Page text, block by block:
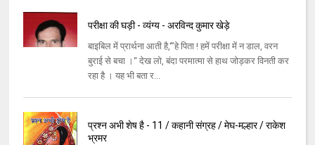
परीक्षा की घड़ी - व्यंग्य - अरविन्द कुमार खेड़े
बाइबिल में प्रार्थना आती है,‘”हे पिता ! हमें परीक्षा में न डाल, वरन
बुराई से बचा ।“ देख लो, बंदा परमात्मा से हाथ जोड़कर विनती कर
रहा है । यह भी बता र...
प्रश्न अभी शेष है - 11 / कहानी संग्रह / मेघ-मल्हार / राकेश
भ्रमर